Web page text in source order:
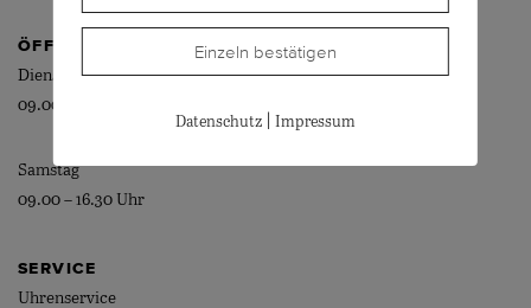
ÖFFNUNGSZEITEN
Dienstag – Freitag
09.00 – 18.30 Uhr
Samstag
09.00 – 16.30 Uhr
SERVICE
Uhrenservice
Einzeln bestätigen
Datenschutz| Impressum